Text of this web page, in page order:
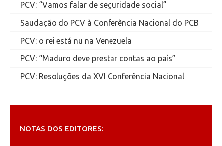
PCV: “Vamos falar de seguridade social”
Saudação do PCV à Conferência Nacional do PCB
PCV: o rei está nu na Venezuela
PCV: “Maduro deve prestar contas ao país”
PCV: Resoluções da XVI Conferência Nacional
NOTAS DOS EDITORES: